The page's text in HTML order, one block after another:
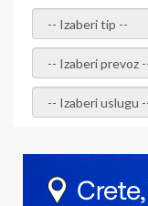
- izaberi tip -
- izaberi prevoz -
- Izaberite uslugu -